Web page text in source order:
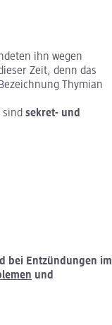
ihn wegen
Zeit, denn das
Thymian
sind sekret- und
bei Entzündungen im
und